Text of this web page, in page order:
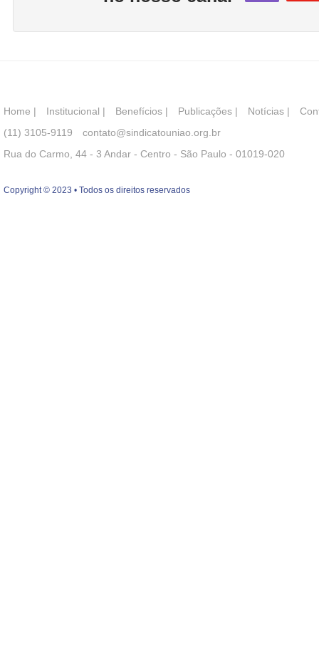
Home | Institucional | Benefícios | Publicações | Notícias |
(11) 3105-9119
contato@sindicatouniao.org.br
Rua do Carmo, 44 - 3 Andar - Centro - São Paulo - 01019-020
Copyright © 2023 • Todos os direitos reservados